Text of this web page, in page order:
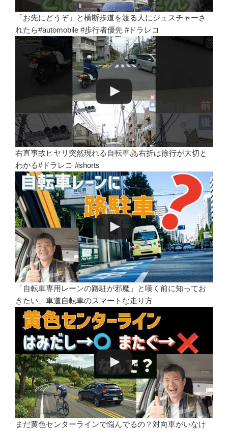
「お先にどうぞ」と横断歩道を渡る人にジェスチャーさ
れたら#automobile #歩行者優先 #ドラレコ
右直事故ヒヤリ突然現れる自転車
右折は徐行が大切と
わかる#ドラレコ #shorts
「自転車専用レーンの路駐が邪魔」と嘆く前に知ってお
きたい、車道自転車のスマートな走り方
まだ黄色センターラインで悩んでるの？対向車がいなけ